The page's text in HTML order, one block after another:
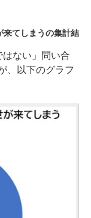
来てしまうの集計結
ない」問い合
、以下のグラフ